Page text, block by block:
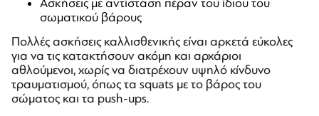
Ασκήσεις με αντίσταση πέραν του ίδιου του
σωματικού βάρους
Πολλές ασκήσεις καλλισθενικής είναι αρκετά εύκολες
για να τις κατακτήσουν ακόμη και αρχάριοι
αθλούμενοι, χωρίς να διατρέχουν υψηλό κίνδυνο
τραυματισμού, όπως τα squats με το βάρος του
σώματος και τα push-ups.